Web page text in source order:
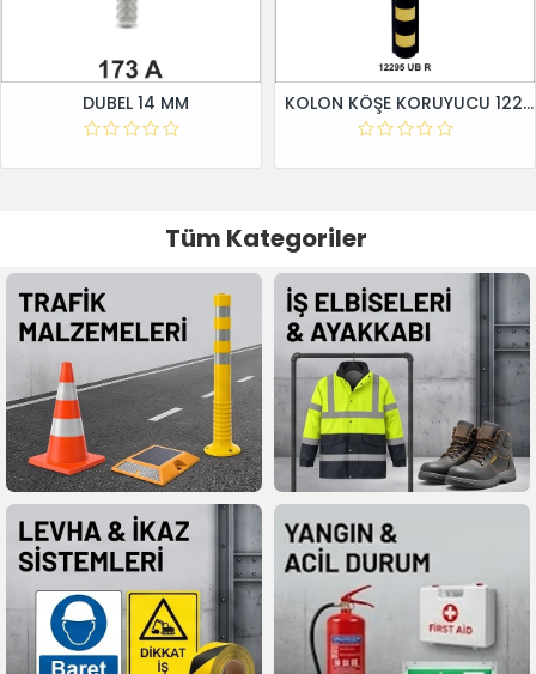
DUBEL 14 MM KOLON KÖŞE KORUYUCU 12295 UB R
Tüm Kategoriler